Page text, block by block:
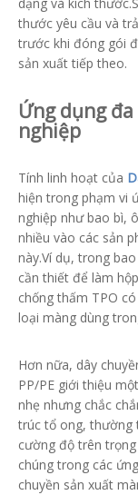
thước yêu cầu và
trước khi đóng gói
sản xuất tiếp theo.
Ứng dụng
nghiệp
Tính linh hoạt của
hiện trong phạm vi
nghiệp như bao bì,
nhiều vào các sản
này.Ví dụ, trong
cần thiết để làm
chống thấm TPO
loại màng dùng
Hơn nữa, dây
PP/PE giới thiệu
nhẹ nhưng chắc
trúc tổ ong, thường
cường độ trên
chúng trong các
chuyền sản xuất